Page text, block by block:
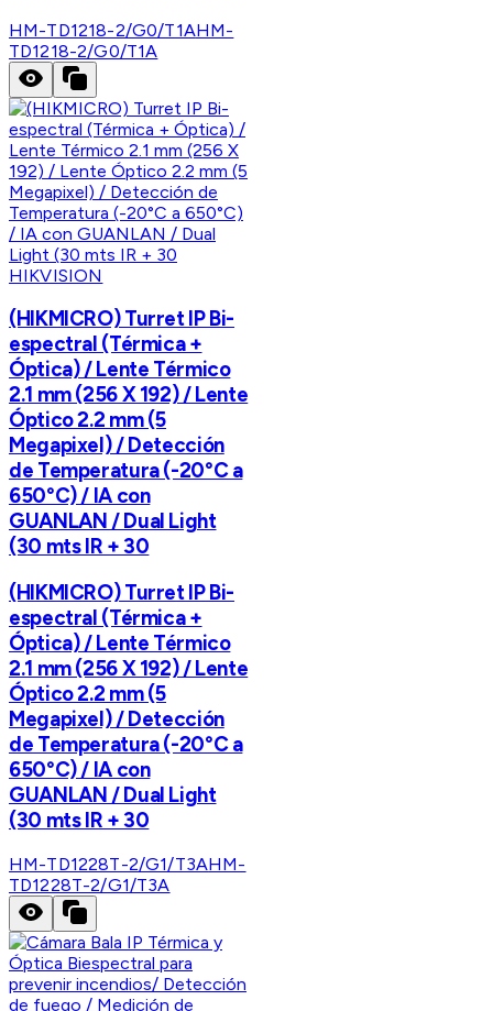
HM-TD1218-2/G0/T1AHM-
TD1218-2/G0/T1A
HIKVISION
(HIKMICRO) Turret IP Bi-
espectral (Térmica +
Óptica) / Lente Térmico
2.1 mm (256 X 192) / Lente
Óptico 2.2 mm (5
Megapixel) / Detección
de Temperatura (-20°C a
650°C) / IA con
GUANLAN / Dual Light
(30 mts IR + 30
(HIKMICRO) Turret IP Bi-
espectral (Térmica +
Óptica) / Lente Térmico
2.1 mm (256 X 192) / Lente
Óptico 2.2 mm (5
Megapixel) / Detección
de Temperatura (-20°C a
650°C) / IA con
GUANLAN / Dual Light
(30 mts IR + 30
HM-TD1228T-2/G1/T3AHM-
TD1228T-2/G1/T3A